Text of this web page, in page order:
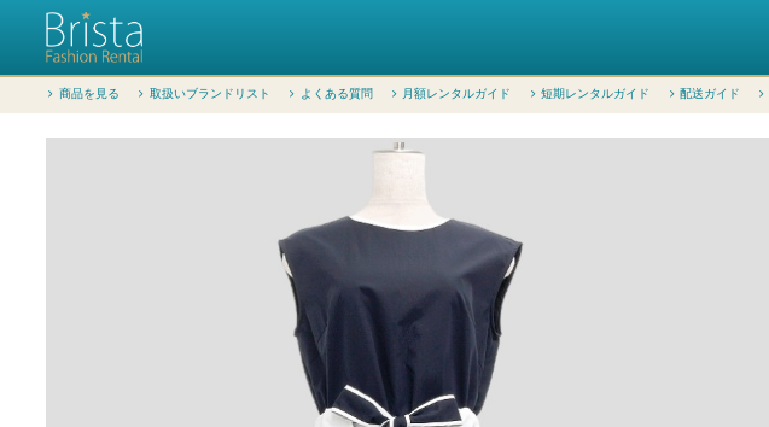
商品を見る 取扱いブランドリスト よくある質問 月額レンタルガイド 短期レンタルガイド 配送ガイド